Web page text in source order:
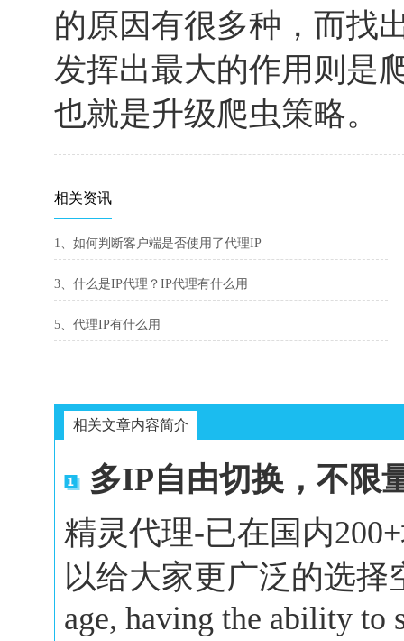
的原因有很多种，而找
发挥出最大的作用则是
也就是升级爬虫策略。
相关资讯
1、如何判断客户端是否使用了代理IP
3、什么是IP代理？IP代理有什么用
5、代理IP有什么用
相关文章内容简介
多IP自由切换，不限
精灵代理-已在国内
以给大家更广泛的选择
age, having the ability to